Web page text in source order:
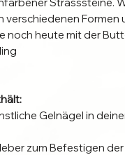
verschiedenen Formen
noch heute mit der
Gelnägel in
zum Befestigen